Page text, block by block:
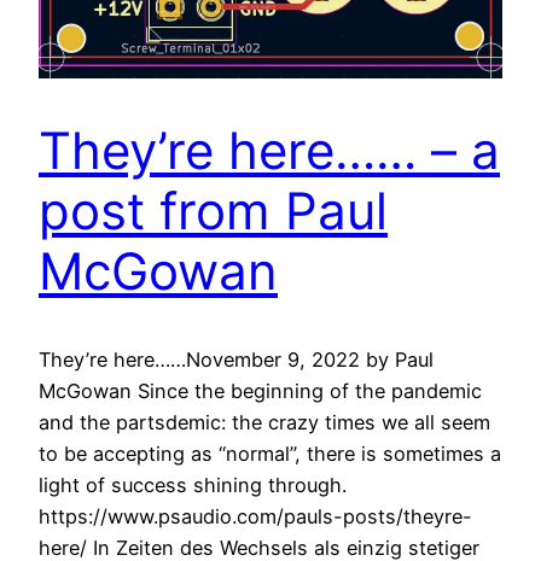
They’re here…… – a
post from Paul
McGowan
They’re here……November 9, 2022 by Paul
McGowan Since the beginning of the pandemic
and the partsdemic: the crazy times we all seem
to be accepting as “normal”, there is sometimes a
light of success shining through.
https://www.psaudio.com/pauls-posts/theyre-
here/ In Zeiten des Wechsels als einzig stetiger